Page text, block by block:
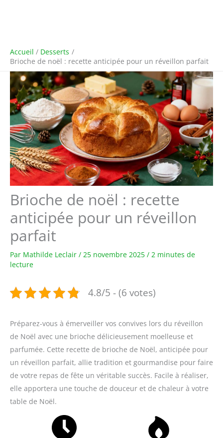
Accueil
Desserts
Brioche de noël : recette anticipée pour un réveillon parfait
Brioche de noël : recette
anticipée pour un réveillon
parfait
Par Mathilde Leclair / 25 novembre 2025 / 2 minutes de
lecture
4.8/5 - (6 votes)
Préparez-vous à émerveiller vos convives lors du réveillon
de Noël avec une brioche délicieusement moelleuse et
parfumée. Cette recette de brioche de Noël, anticipée pour
un réveillon parfait, allie tradition et gourmandise pour faire
de votre repas de fête un véritable succès. Facile à réaliser,
elle apportera une touche de douceur et de chaleur à votre
table de Noël.